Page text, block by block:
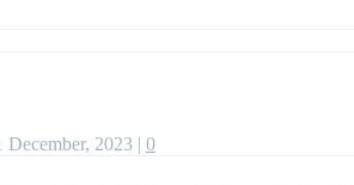
December, 2023 | 0